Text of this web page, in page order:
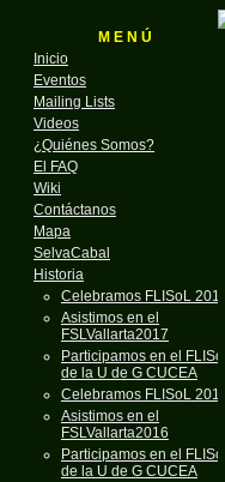
M E N Ú
Inicio
Eventos
Mailing Lists
Videos
¿Quiénes Somos?
El FAQ
Wiki
Contáctanos
Mapa
SelvaCabal
Historia
Celebramos FLISoL 2018
Asistimos en el
FSLVallarta2017
Participamos en el FLISoL
de la U de G CUCEA
Celebramos FLISoL 2017
Asistimos en el
FSLVallarta2016
Participamos en el FLISoL
de la U de G CUCEA